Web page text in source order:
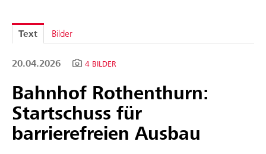
Text Bilder
20.04.2026 4 BILDER
Bahnhof Rothenthurn:
Startschuss für
barrierefreien Ausbau